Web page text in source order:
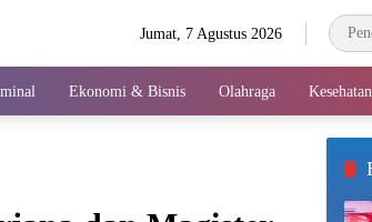
Jumat, 7 Agustus 2026
Ekonomi & Bisnis Olahraga Kesehatan